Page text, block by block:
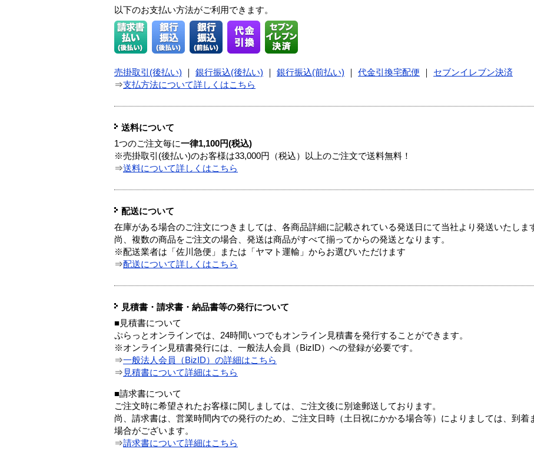
以下のお支払い方法がご利用できます。
売掛取引(後払い) 銀行振込(後払い) 銀行振込(前払い) 代金引換宅配便
セブンイレブン決済
⇒支払方法について詳しくはこちら
送料について
1つのご注文毎に一律1,100円(税込)
※売掛取引(後払い)のお客様は33,000円（税込）以上のご注文で送料無料！
⇒送料について詳しくはこちら
配送について
在庫がある場合のご注文につきましては、各商品詳細に記載されている発送日にて当社より発送いたしま
尚、複数の商品をご注文の場合、発送は商品がすべて揃ってからの発送となります。
※配送業者は「佐川急便」または「ヤマト運輸」からお選びいただけます
⇒配送について詳しくはこちら
見積書・請求書・納品書等の発行について
■見積書について
ぷらっとオンラインでは、24時間いつでもオンライン見積書を発行することができます。
※オンライン見積書発行には、一般法人会員（BizID）への登録が必要です。
⇒一般法人会員（BizID）の詳細はこちら
⇒ 見積書について詳細はこちら
■請求書について
ご注文時に希望されたお客様に関しましては、ご注文後に別途郵送しております。
尚、請求書は、営業時間内での発行のため、ご注文日時（土日祝にかかる場合等）によりましては、到着
場合がございます。
⇒請求書について詳細はこちら